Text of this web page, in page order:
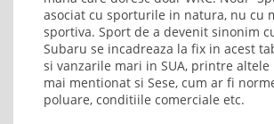
asociat cu sporturile in natura, nu cu
sportiva. Sport de a devenit sinonim
Subaru se incadreaza la fix in acest
si vanzarile mari in SUA, printre altele
mai mentionat si Sese, cum ar fi
poluare, conditiile comerciale etc.